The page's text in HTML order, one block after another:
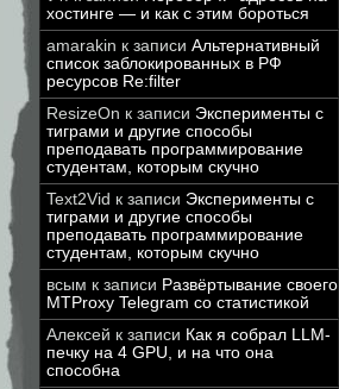
хостинге — и как с этим бороться
amarakin к записи Альтернативный
список заблокированных в РФ
ресурсов Re:filter
ResizeOn к записи Эксперименты с
тиграми и другие способы
преподавать программирование
студентам, которым скучно
Text2Vid к записи Эксперименты с
тиграми и другие способы
преподавать программирование
студентам, которым скучно
всым к записи Развёртывание своего
MTProxy Telegram со статистикой
Алексей к записи Как я собрал LLM-
печку на 4 GPU, и на что она
способна